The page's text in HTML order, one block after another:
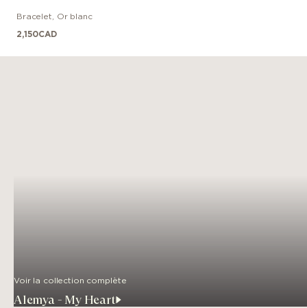
Bracelet Or blanc
2,150CAD
Voir la collection complète
Alemya - My Heart